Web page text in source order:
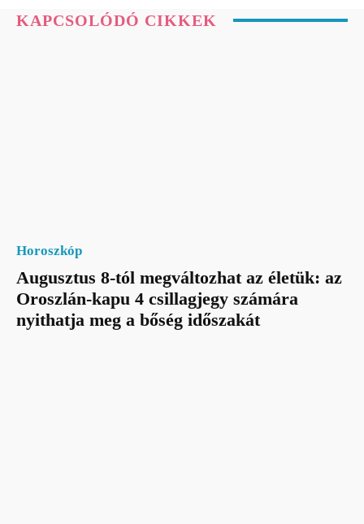
KAPCSOLÓDÓ CIKKEK
Horoszkóp
Augusztus 8-tól megváltozhat az életük: az
Oroszlán-kapu 4 csillagjegy számára
nyithatja meg a bőség időszakát